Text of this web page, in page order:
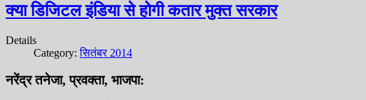
क्या डिजिटल इंडिया से होगी कतार मुक्त सरकार
Details
Category:सितंबर 2014
नरेंद्र तनेजा, प्रवक्ता, भाजपा: